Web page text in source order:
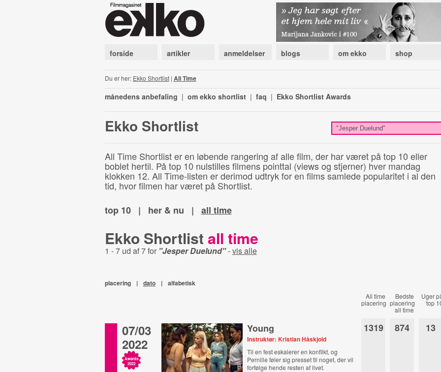
forside artikler anmeldelser blogs om ekko shop
Du er her: Ekko Shortlist| All Time
månedens anbefaling | om ekko shortlist | faq | Ekko Shortlist Awards
Ekko Shortlist
All Time Shortlist er en løbende rangering af alle film, der har været på top 10 eller
boblet hertil. På top 10 nulstilles filmens pointtal (views og stjerner) hver mandag
klokken 12. All Time-listen er derimod udtryk for en films samlede popularitet i al den
tid, hvor filmen har været på Shortlist.
top 10
| her & nu | all time
Ekko Shortlist all time
1 - 7 ud af 7 for "Jesper Duelund"-vis alle
placering | dato | alfabetisk
All time
placering
Bedste
placering
all time
Uger
top
07/03
2022
Awards
2022
Young
Instruktør: Kristian Håskjold
Til en fest eskalerer en konflikt, og
Pernille føler sig presset til noget, der vil
forfølge hende resten af livet.
1319 874 13